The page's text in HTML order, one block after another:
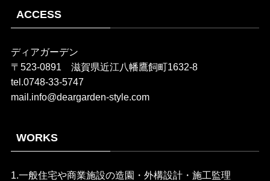
ACCESS
ディアガーデン
〒523-0891 滋賀県近江八幡鷹飼町1632-8
tel.0748-33-5747
mail.info@deargarden-style.com
WORKS
1.一般住宅や商業施設の造園・外構設計・施工監理